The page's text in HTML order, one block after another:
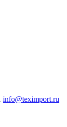
info@teximport.ru